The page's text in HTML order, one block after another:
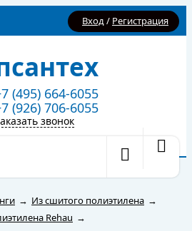
Вход/ Регистрация
(495) 664-6055
(926) 706-6055
звонок
→ Из сшитого полиэтилена →
Rehau →